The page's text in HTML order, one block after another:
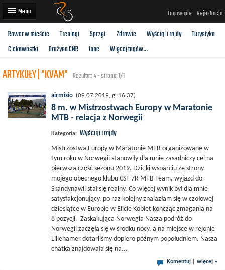
Logowanie Rejestracja
Artykuły
Użytkownicy
Rower w mieście Treningi Sprzęt Zdrowie Wyścigi i rajdy
Turystyka
Ciekawostki
Drużyna CNR Inne Więcej tagów...
ARTYKUŁY | "KVAM" Rezultat: 4 - strona:1/1
airmisio (09.07.2019, g. 16:37)
8 m. w Mistrzostwach Europy w Maratonie
MTB - relacja z Norwegii
Kategoria: Wyścigi i rajdy
Mistrzostwa Europy w Maratonie MTB organizowane w
tym roku w Norwegii stanowiły dla mnie zasadniczy cel na
pierwszą część sezonu 2019. Dzięki wsparciu ze strony
mojego obecnego klubu CST 7R MTB Team, wyjazd do
Skandynawii stał się realny. Co więcej wynik był dla mnie
satysfakcjonujący, po raz kolejny znalazłam się w czołowej
dziesiątce w Europie w Elicie Kobiet kończąc zmagania na
8 pozycji. Zaskakująca Norwegia Nasza podróż do
Norwegii zaczęła się w środku nocy, a na miejsce w rejonie
Lillehamer dotarliśmy dopiero późnym popołudniem. Nasza
chatka znajdowała się na...
Komentuj więcej »